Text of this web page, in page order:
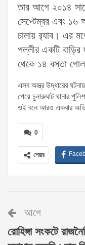
তার আগে ২০১৪
সেপ্টেম্বর এবং ১৬
চালায় র‌্যাব। এর
পল্লীর একটি বাড়ির
থেকে ১৪ বস্তা
এসব অস্ত্র উদ্ধারের
পেয়ে চুনারুঘাট থানার
ওই বনে আরও একবার
0
শেয়ার
আগে
রোহিঙ্গা সংকটে